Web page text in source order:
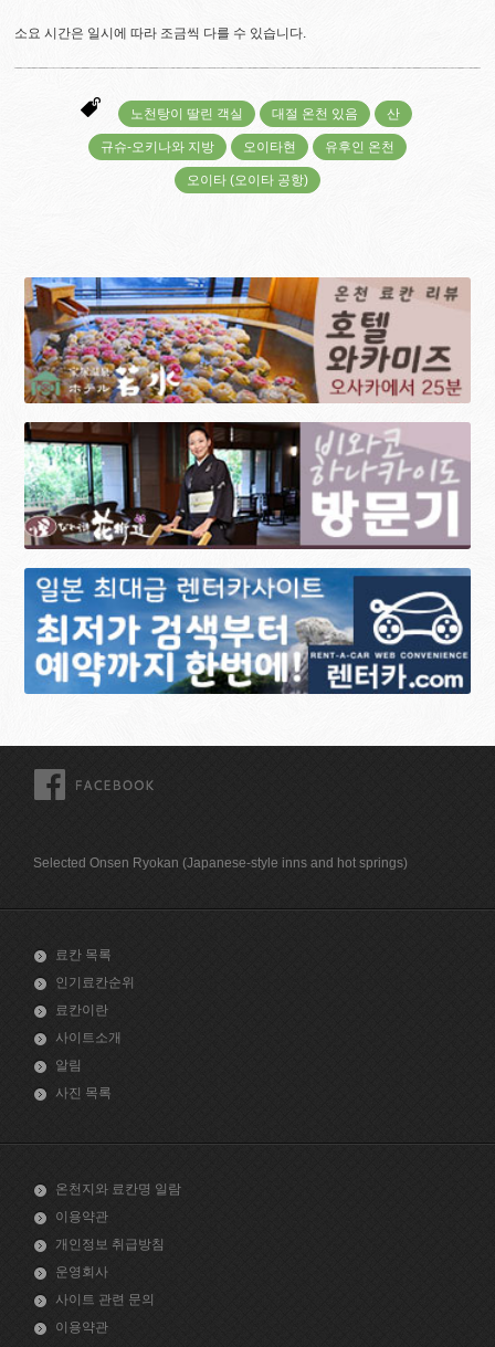
소요 시간은 일시에 따라 조금씩 다를 수 있습니다.
노천탕이 딸린 객실 대절 온천 있음 산
규슈-오키나와 지방 오이타현 유후인 온천
오이타 (오이타 공항)
Selected Onsen Ryokan (Japanese-style inns and hot springs)
료칸 목록
인기료칸순위
료칸이란
사이트소개
알림
사진 목록
온천지와 료칸명 일람
이용약관
개인정보 취급방침
운영회사
사이트 관련 문의
이용약관